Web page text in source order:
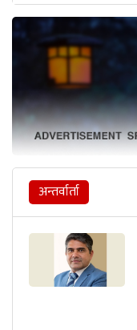
अन्तर्वार्ता